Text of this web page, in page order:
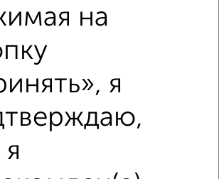
городу
рядом
недалеко от Театральная 26а
на
я